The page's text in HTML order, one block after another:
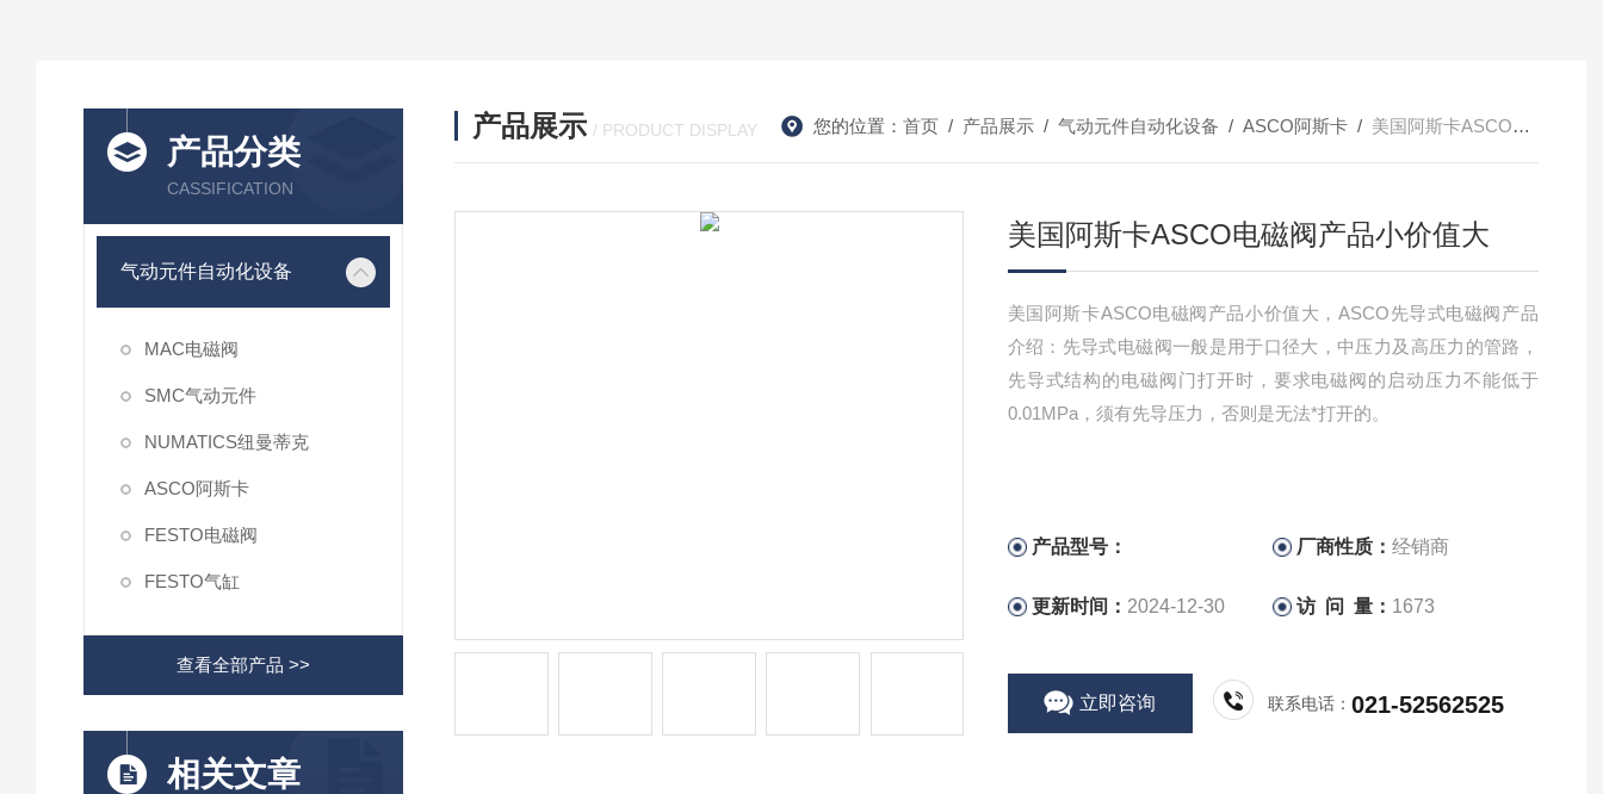
产品分类
CASSIFICATION
气动元件自动化设备
MAC电磁阀
SMC气动元件
NUMATICS纽曼蒂克
ASCO阿斯卡
FESTO电磁阀
FESTO气缸
查看全部产品 >>
相关文章
产品展示 / PRODUCT DISPLAY 您的位置： 首页/ 产品展示/ 气动元件自动化设备 / ASCO阿斯卡/ 美国阿斯卡ASCO电磁阀产品小价值大
美国阿斯卡ASCO电磁阀产品小价值大
美国阿斯卡ASCO电磁阀产品小价值大，ASCO先导式电磁阀产品
介绍：先导式电磁阀一般是用于口径大，中压力及高压力的管路，
先导式结构的电磁阀门打开时，要求电磁阀的启动压力不能低于
0.01MPa，须有先导压力，否则是无法*打开的。
产品型号： 厂商性质：经销商
更新时间： 2024-12-30 访 问 量： 1673
立即咨询 联系电话：021-52562525